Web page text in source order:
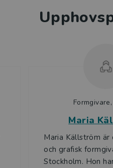
Maria
Maria Källström
och grafisk
Stockholm. Hon